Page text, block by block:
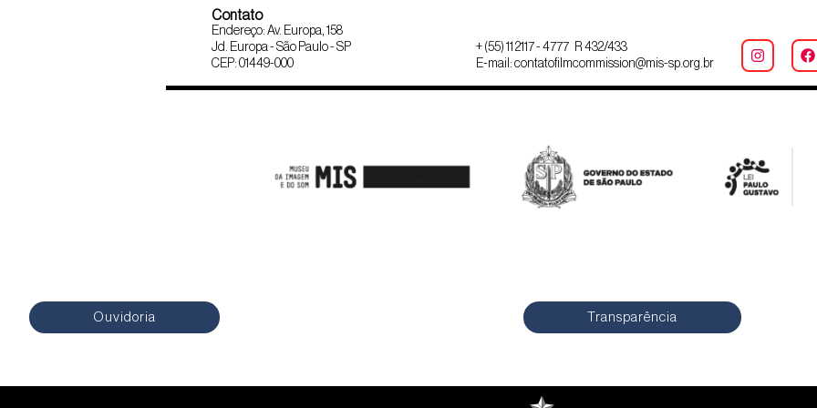
Contato
Endereço: Av. Europa, 158
Jd. Europa - São Paulo - SP
CEP: 01449-000
+ (55) 11 2117 - 4777 R 432/433
E-mail: contatofilmcommission@mis-sp.org.br
Ouvidoria Transparência